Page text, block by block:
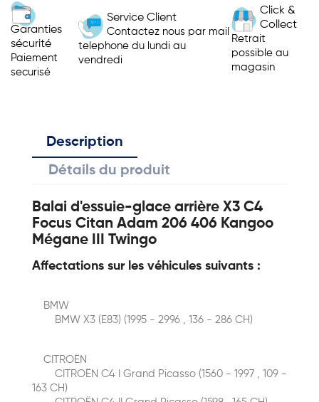
Garanties
sécurité
Paiement
securisé
Service Client
Contactez nous par mail
telephone du lundi au
vendredi
Click &
Collect
Retrait
possible au
magasin
Description
Détails du produit
Balai d'essuie-glace arrière X3 C4
Focus Citan Adam 206 406 Kangoo
Mégane III Twingo
Affectations sur les véhicules suivants :
BMW
BMW X3 (E83) (1995 - 2996 , 136 - 286 CH)
CITROËN
CITROËN C4 I Grand Picasso (1560 - 1997 , 109 -
163 CH)